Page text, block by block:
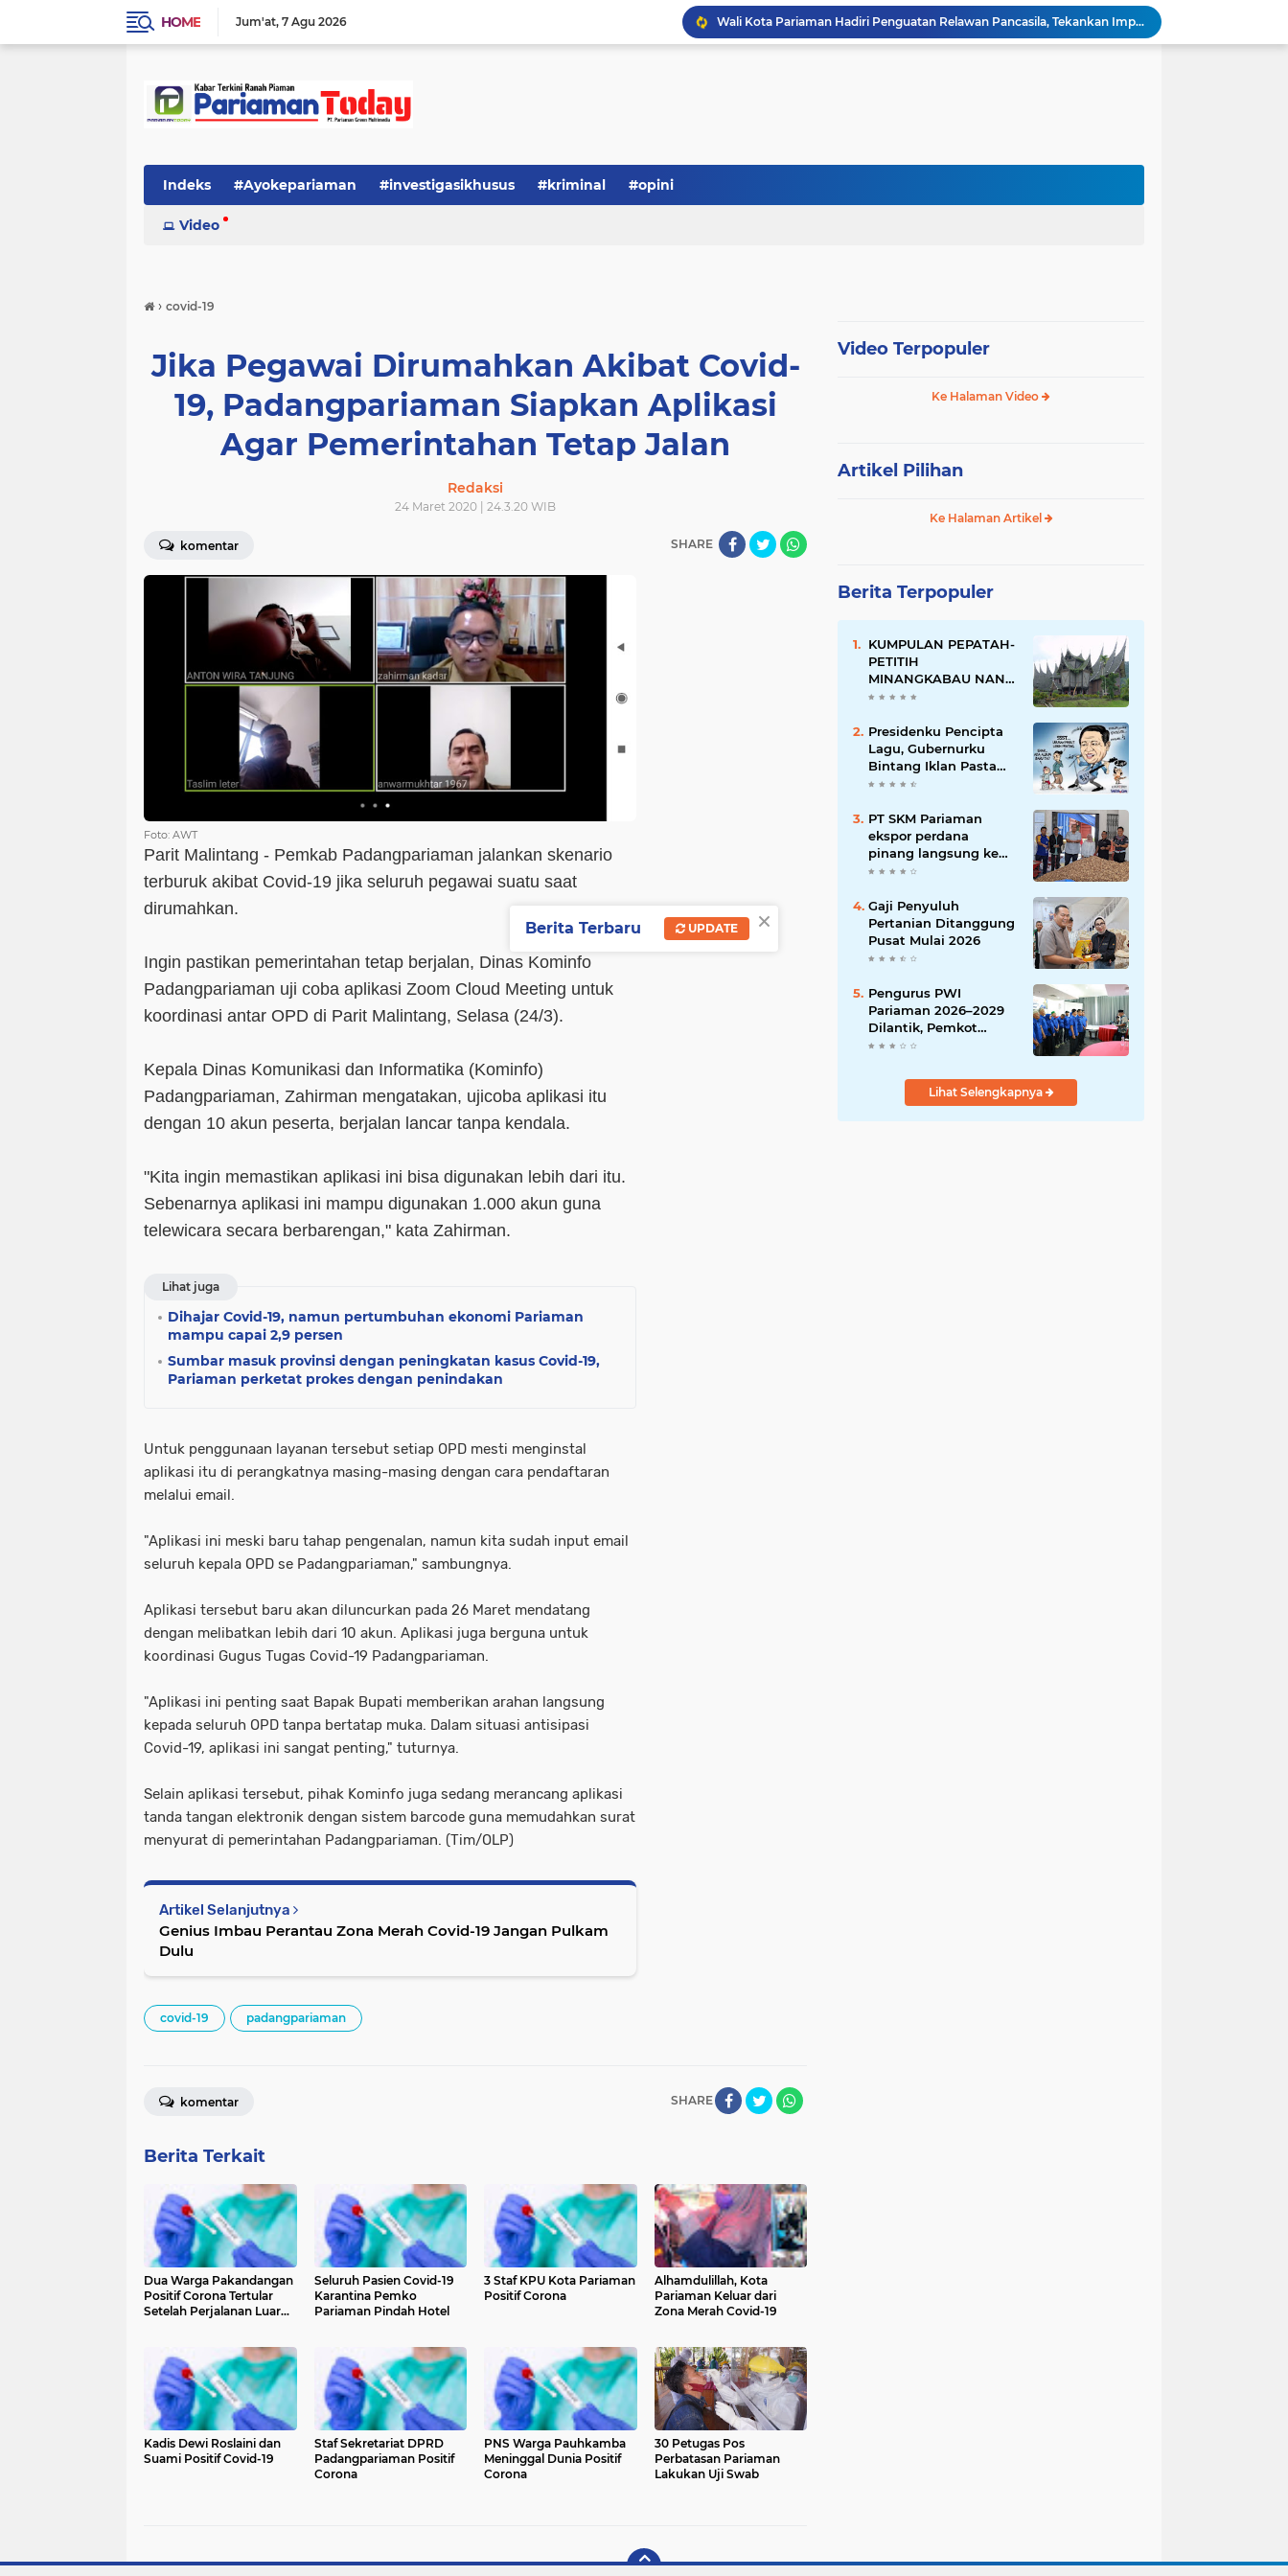
HOME Jum'at 7 Agu 2026
Wali Kota Pariaman Hadiri Penguatan Relawan Pancasila, Tekankan Implementasi Nilai Pancasila dalam Pelayanan Publik
Wali Kota Pariaman Bagikan Bibit Ikan Koi kepada Siswa SD untuk Edukasi Perikanan
Pengurus PWI Pariaman 2026–2029 Dilantik, Pemkot Tekankan Sinergi dan Profesionalisme Pers
Indeks #Ayokepariaman #investigasikhusus #kriminal #opini
Video
› covid-19
Jika Pegawai Dirumahkan Akibat Covid-
19, Padangpariaman Siapkan Aplikasi
Agar Pemerintahan Tetap Jalan
Redaksi
24 Maret 2020 | 24.3.20 WIB
komentar SHARE
Foto: AWT
Parit Malintang - Pemkab Padangpariaman jalankan skenario
terburuk akibat Covid-19 jika seluruh pegawai suatu saat
dirumahkan.
Ingin pastikan pemerintahan tetap berjalan, Dinas Kominfo
Padangpariaman uji coba aplikasi Zoom Cloud Meeting untuk
koordinasi antar OPD di Parit Malintang, Selasa (24/3).
Kepala Dinas Komunikasi dan Informatika (Kominfo)
Padangpariaman, Zahirman mengatakan, ujicoba aplikasi itu
dengan 10 akun peserta, berjalan lancar tanpa kendala.
"Kita ingin memastikan aplikasi ini bisa digunakan lebih dari itu.
Sebenarnya aplikasi ini mampu digunakan 1.000 akun guna
telewicara secara berbarengan," kata Zahirman.
Lihat juga
Dihajar Covid-19, namun pertumbuhan ekonomi Pariaman
mampu capai 2,9 persen
Sumbar masuk provinsi dengan peningkatan kasus Covid-19,
Pariaman perketat prokes dengan penindakan
Untuk penggunaan layanan tersebut setiap OPD mesti menginstal
aplikasi itu di perangkatnya masing-masing dengan cara pendaftaran
melalui email.
"Aplikasi ini meski baru tahap pengenalan, namun kita sudah input email
seluruh kepala OPD se Padangpariaman," sambungnya.
Aplikasi tersebut baru akan diluncurkan pada 26 Maret mendatang
dengan melibatkan lebih dari 10 akun. Aplikasi juga berguna untuk
koordinasi Gugus Tugas Covid-19 Padangpariaman.
"Aplikasi ini penting saat Bapak Bupati memberikan arahan langsung
kepada seluruh OPD tanpa bertatap muka. Dalam situasi antisipasi
Covid-19, aplikasi ini sangat penting," tuturnya.
Selain aplikasi tersebut, pihak Kominfo juga sedang merancang aplikasi
tanda tangan elektronik dengan sistem barcode guna memudahkan surat
menyurat di pemerintahan Padangpariaman. (Tim/OLP)
Artikel Selanjutnya
Genius Imbau Perantau Zona Merah Covid-19 Jangan Pulkam
Dulu
covid-19 padangpariaman
SHARE
komentar
Berita Terkait
Dua Warga Pakandangan
Positif Corona Tertular
Setelah Perjalanan Luar
Seluruh Pasien Covid-19
Karantina Pemko
Pariaman Pindah Hotel
3 Staf KPU Kota Pariaman
Positif Corona
Alhamdulillah, Kota
Pariaman Keluar dari
Zona Merah Covid-19
Kadis Dewi Roslaini dan
Suami Positif Covid-19
Staf Sekretariat DPRD
Padangpariaman Positif
Corona
PNS Warga Pauhkamba
Meninggal Dunia Positif
Corona
30 Petugas Pos
Perbatasan Pariaman
Lakukan Uji Swab
Video Terpopuler
Ke Halaman Video
Artikel Pilihan
Ke Halaman Artikel
Berita Terpopuler
KUMPULAN PEPATAH-
PETITIH
MINANGKABAU NAN
ELOK
Presidenku Pencipta
Lagu, Gubernurku
Bintang Iklan Pasta
Gigi
PT SKM Pariaman
ekspor perdana
pinang langsung ke
India
Gaji Penyuluh
Pertanian Ditanggung
Pusat Mulai 2026
Pengurus PWI
Pariaman 2026–2029
Dilantik, Pemkot
Tekankan Sinergi dan
Lihat Selengkapnya
×
Berita Terbaru UPDATE